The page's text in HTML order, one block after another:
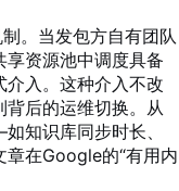
。当发包方自有团队
享资源池中调度具备
介入。这种介入不改
后的运维切换。从
知识库同步时长、
在Google的“有用内